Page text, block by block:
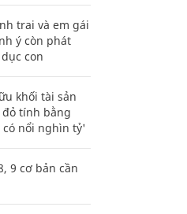
trai và em gái
ý còn phát
con
khối tài sản
tính bằng
nổi nghìn tỷ'
9 cơ bản cần